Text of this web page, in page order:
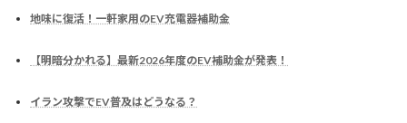
地味に復活！一軒家用のEV充電器補助金
【明暗分かれる】最新2026年度のEV補助金が発表！
イラン攻撃でEV普及はどうなる？